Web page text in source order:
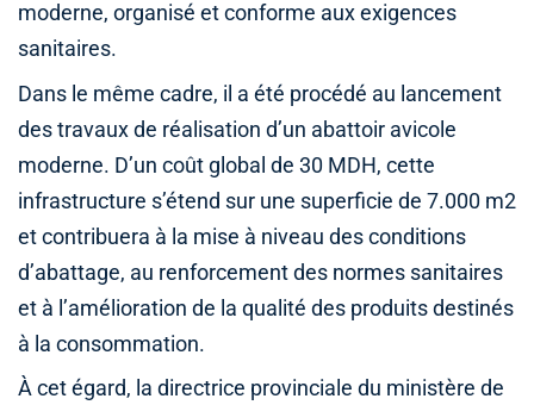
moderne, organisé et conforme aux exigences
sanitaires.
Dans le même cadre, il a été procédé au lancement
des travaux de réalisation d’un abattoir avicole
moderne. D’un coût global de 30 MDH, cette
infrastructure s’étend sur une superficie de 7.000 m2
et contribuera à la mise à niveau des conditions
d’abattage, au renforcement des normes sanitaires
et à l’amélioration de la qualité des produits destinés
à la consommation.
À cet égard, la directrice provinciale du ministère de